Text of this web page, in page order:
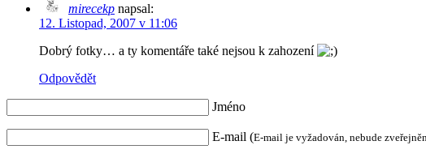
mirecekp napsal:
12. Listopad, 2007 v 11:06
Dobrý fotky… a ty komentáře také nejsou k zahození
Odpovědět
Jméno
E-mail (E-mail je vyžadován, nebude zveřejněn